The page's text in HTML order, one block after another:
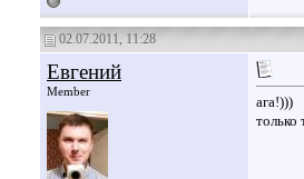
02.07.2011, 11:28
Евгений
Member
ага!)))
только